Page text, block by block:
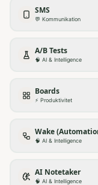
SMS
💬 Kommunikation
A/B Tests
🧠 AI & Intelligence
Boards
⚡ Produktivitet
Wake
🧠 AI & Intelligence
AI Notetaker
🧠 AI & Intelligence